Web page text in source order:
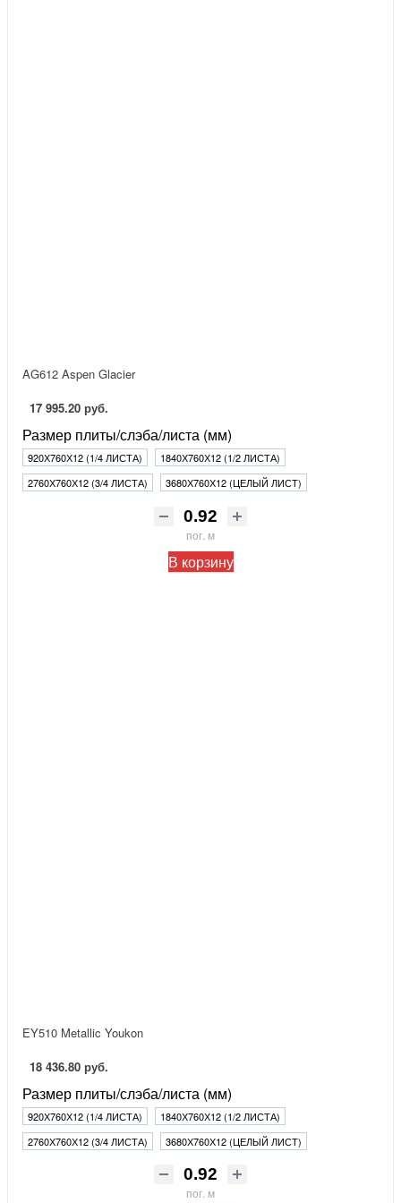
AG612 Aspen Glacier
17 995.20 руб.
Размер плиты/слэба/листа (мм)
920Х760Х12 (1/4 ЛИСТА)
1840Х760Х12 (1/2 ЛИСТА)
2760Х760Х12 (3/4 ЛИСТА)
3680Х760Х12 (ЦЕЛЫЙ ЛИСТ)
пог. м
В корзину
EY510 Metallic Youkon
18 436.80 руб.
Размер плиты/слэба/листа (мм)
920Х760Х12 (1/4 ЛИСТА)
1840Х760Х12 (1/2 ЛИСТА)
2760Х760Х12 (3/4 ЛИСТА)
3680Х760Х12 (ЦЕЛЫЙ ЛИСТ)
пог. м